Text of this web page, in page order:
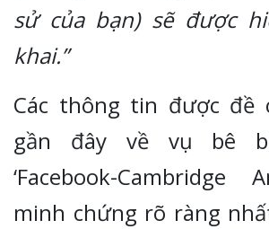
sử của bạn) sẽ được
khai.”
Các thông tin được đề
gần đây về vụ bê
‘Facebook-Cambridge
minh chứng rõ ràng